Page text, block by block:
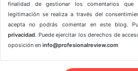
finalidad de gestionar los comentarios
legitimación se realiza a través del
acepta no podrás comentar en este blog.
privacidad. Puede ejercitar los derechos de
oposición en info@profesionalreview.com